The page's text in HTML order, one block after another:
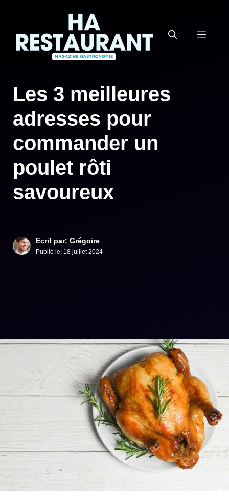
contenu
Les 3 meilleures
adresses pour
commander un
poulet rôti
savoureux
Ecrit par: Grégoire
Publié le: 18 juillet 2024